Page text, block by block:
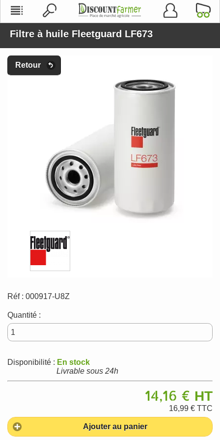
Filtre à huile Fleetguard LF673
Retour
Réf : 000917-U8Z
Quantité :
Disponibilité : En stock
Livrable sous 24h
14,16 € HT
16,99 € TTC
Ajouter au panier